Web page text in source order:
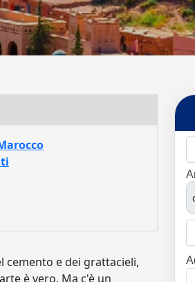
cemento e dei grattacieli,
è vero. Ma c'è un